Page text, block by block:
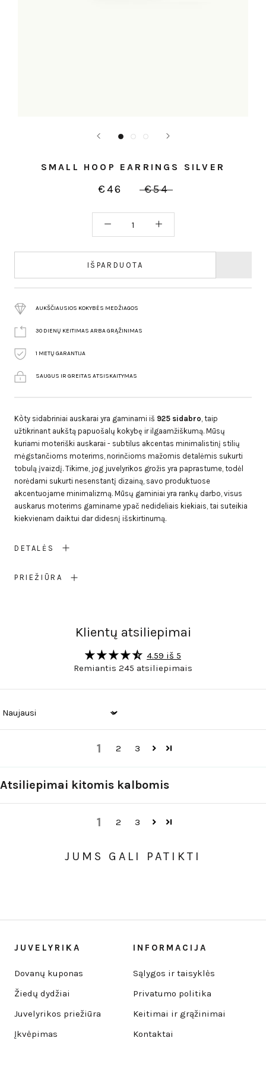
SMALL HOOP EARRINGS SILVER
€46 €54
IŠPARDUOTA
AUKŠČIAUSIOS KOKYBĖS MEDŽIAGOS
30 DIENŲ KEITIMAS ARBA GRĄŽINIMAS
1 METŲ GARANTIJA
SAUGUS IR GREITAS ATSISKAITYMAS
Kòty sidabriniai auskarai yra gaminami iš 925 sidabro, taip
užtikrinant aukštą papuošalų kokybę ir ilgaamžiškumą. Mūsų
kuriami moteriški auskarai - subtilus akcentas minimalistinį stilių
mėgstančioms moterims, norinčioms mažomis detalėmis sukurti
tobulą įvaizdį. Tikime, jog juvelyrikos grožis yra paprastume, todėl
norėdami sukurti nesenstantį dizainą, savo produktuose
akcentuojame minimalizmą. Mūsų gaminiai yra rankų darbo, visus
auskarus moterims gaminame ypač nedideliais kiekiais, tai suteikia
kiekvienam daiktui dar didesnį išskirtinumą.
DETALĖS
PRIEŽIŪRA
Klientų atsiliepimai
4.59 iš 5
Remiantis 245 atsiliepimais
Sort by
1 2 3
Atsiliepimai kitomis kalbomis
1 2 3
JUMS GALI PATIKTI
JUVELYRIKA
Dovanų kuponas
Žiedų dydžiai
Juvelyrikos priežiūra
Įkvėpimas
INFORMACIJA
Sąlygos ir taisyklės
Privatumo politika
Keitimai ir grąžinimai
Kontaktai